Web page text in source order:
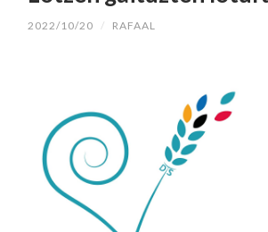
2022/10/20 / RAFAAL